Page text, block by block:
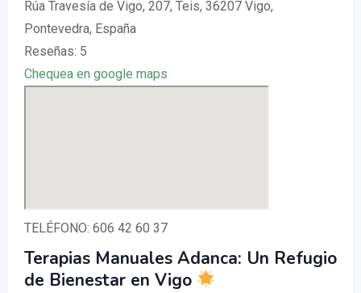
Rúa Travesía de Vigo, 207, Teis, 36207 Vigo,
Pontevedra, España
Reseñas: 5
Chequea en google maps
TELÉFONO: 606 42 60 37
Terapias Manuales Adanca: Un Refugio
de Bienestar en Vigo